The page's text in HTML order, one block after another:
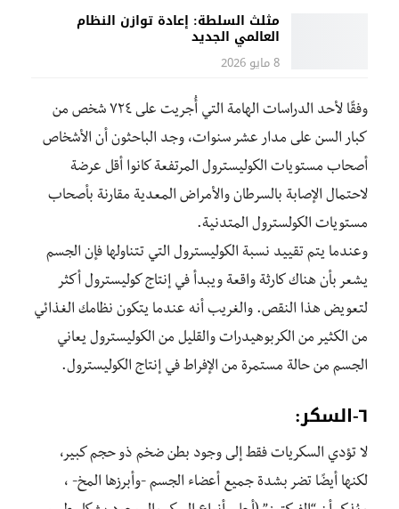
مثلث السلطة: إعادة توازن النظام
العالمي الجديد
8 مايو 2026
وفقًا لأحد الدراسات الهامة التي أُجريت على ٧٢٤ شخص من
كبار السن على مدار عشر سنوات، وجد الباحثون أن الأشخاص
أصحاب مستويات الكوليسترول المرتفعة كانوا أقل عرضة
لاحتمال الإصابة بالسرطان والأمراض المعدية مقارنة بأصحاب
مستويات الكولسترول المتدنية.
وعندما يتم تقييد نسبة الكوليسترول التي تتناولها فإن الجسم
يشعر بأن هناك كارثة واقعة ويبدأ في إنتاج كوليسترول أكثر
لتعويض هذا النقص. والغريب أنه عندما يتكون نظامك الغذائي
من الكثير من الكربوهيدرات والقليل من الكوليسترول يعاني
الجسم من حالة مستمرة من الإفراط في إنتاج الكوليسترول.
٦-السكر:
لا تؤدي السكريات فقط إلى وجود بطن ضخم ذو حجم كبير،
لكنها أيضًا تضر بشدة جميع أعضاء الجسم -وأبرزها المخ- ،